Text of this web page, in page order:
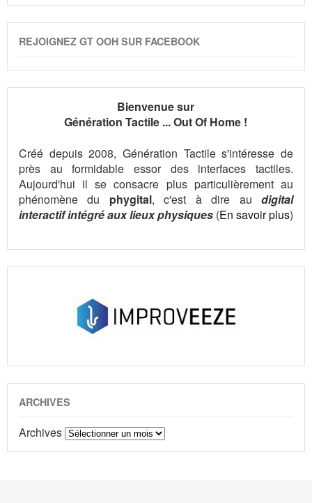
REJOIGNEZ GT OOH SUR FACEBOOK
Bienvenue sur
Génération Tactile ... Out Of Home !
Créé depuis 2008, Génération Tactile s'intéresse de
près au formidable essor des interfaces tactiles.
Aujourd'hui il se consacre plus particulièrement au
phénomène du phygital, c'est à dire audigital
interactif intégré aux lieux physiques (En savoir plus)
ARCHIVES
Archives